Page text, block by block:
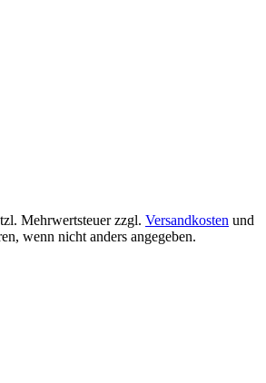
Mehrwertsteuer zzgl. Versandkosten und
wenn nicht anders angegeben.